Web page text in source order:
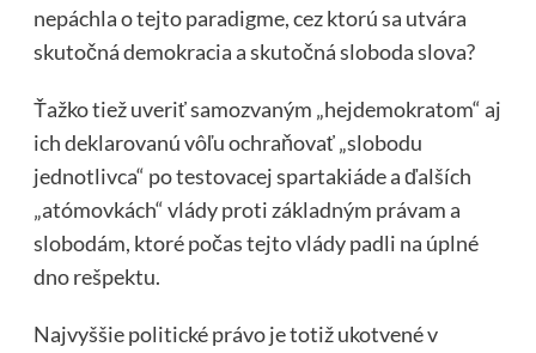
nepáchla o tejto paradigme, cez ktorú sa utvára
skutočná demokracia a skutočná sloboda slova?
Ťažko tiež uveriť samozvaným „hejdemokratom“ aj
ich deklarovanú vôľu ochraňovať „slobodu
jednotlivca“ po testovacej spartakiáde a ďalších
„atómovkách“ vlády proti základným právam a
slobodám, ktoré počas tejto vlády padli na úplné
dno rešpektu.
Najvyššie politické právo je totiž ukotvené v